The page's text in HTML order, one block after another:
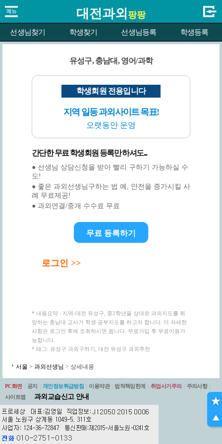
대전과외 팡팡
선생님찾기 학생찾기 선생님등록 학생등록
유성구, 충남대, 영어/과학
학생회원 전용입니다
지역 일등 과외사이트 목표!
오랫동안 운영
간단한 무료 학생회원 등록만 하셔도...
● 선생님 상담신청을 받아 빨리 구하기 가능하실 수
도!
● 좋은 과외선생님구하는 법 예, 안전을 증가시킬 사
례 무료제공!
● 과외연결/중개 수수료 무료
무료 등록하기
로그인 >>
* 내용요약 : 지역-대전 유성구, 중2학년을 상대로 과외지도를 희
망하는 충남대 교사가 학생 공부지도를 하고자 합니다. 더 자세한
사항은 로그인 후에 조회하시면 됩니다. 무료가입 후 무료이용가
능합니다.
* 태그: 유성구 과외구하기, 대전 유성구 과외추천
서울 > 과외선생님 > 상세내용
PC화면 공지 개인정보취급방침 이용약관 법적책임한계 취업사기주의 주의사항
사이트맵
과외교습신고 안내